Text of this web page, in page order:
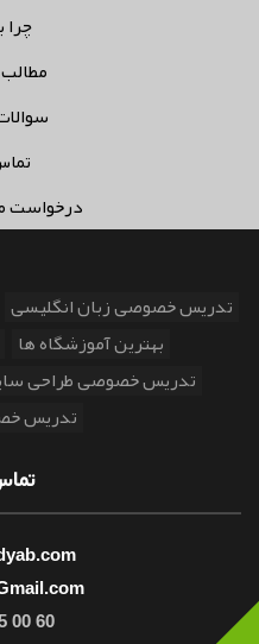
چرا
درخواست
تدریس خصوصی زبان انگلیسی
بهترین آموزشگاه ها
تدریس خصوصی طراحی
تدریس
00 60